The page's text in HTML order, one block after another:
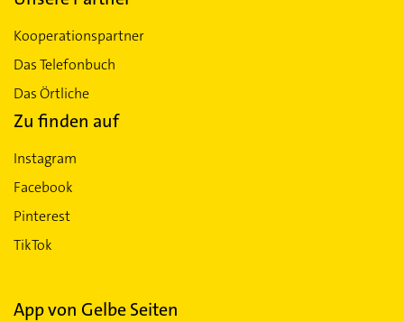
Kooperationspartner
Das Telefonbuch
Das Örtliche
Zu finden auf
Instagram
Facebook
Pinterest
TikTok
App von Gelbe Seiten